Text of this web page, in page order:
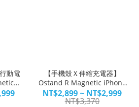
動電
＋
【手機殼Ｘ伸縮充電器】
Ostand R Magnetic iPhone
17系列＋保護貼＋Flexline
40W
NT$2,899 ~ NT$2,999
NT$3,370